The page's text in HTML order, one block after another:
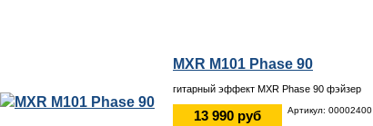
MXR M101 Phase 90
гитарный эффект MXR Phase 90 фэйзер
13 990 руб Артикул: 00002400